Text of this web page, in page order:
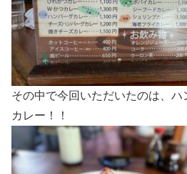
その中で今回いただいたのは、
カレー！！